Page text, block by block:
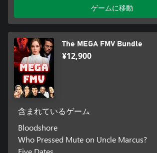
ゲームに移動
The MEGA FMV Bundle
¥12,900
含まれているゲーム
Bloodshore
Who Pressed Mute on Uncle Marcus?